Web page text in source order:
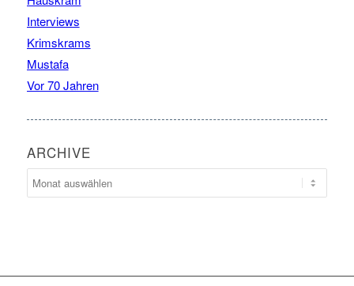
Interviews
Krimskrams
Mustafa
Vor 70 Jahren
ARCHIVE